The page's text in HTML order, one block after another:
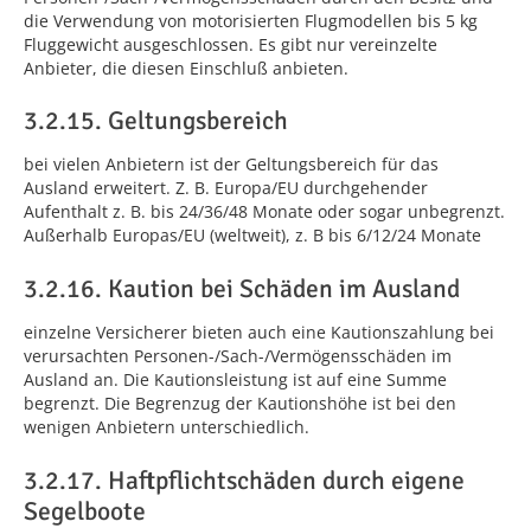
die Verwendung von motorisierten Flugmodellen bis 5 kg
Fluggewicht ausgeschlossen. Es gibt nur vereinzelte
Anbieter, die diesen Einschluß anbieten.
3.2.15. Geltungsbereich
bei vielen Anbietern ist der Geltungsbereich für das
Ausland erweitert. Z. B. Europa/EU durchgehender
Aufenthalt z. B. bis 24/36/48 Monate oder sogar unbegrenzt.
Außerhalb Europas/EU (weltweit), z. B bis 6/12/24 Monate
3.2.16. Kaution bei Schäden im Ausland
einzelne Versicherer bieten auch eine Kautionszahlung bei
verursachten Personen-/Sach-/Vermögensschäden im
Ausland an. Die Kautionsleistung ist auf eine Summe
begrenzt. Die Begrenzug der Kautionshöhe ist bei den
wenigen Anbietern unterschiedlich.
3.2.17. Haftpflichtschäden durch eigene
Segelboote